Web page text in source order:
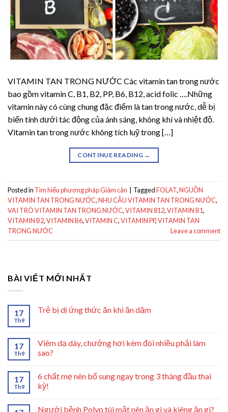
VITAMIN TAN TRONG NƯỚC Các vitamin tan trong nước
bao gồm vitamin C, B1, B2, PP, B6, B12, acid folic ….Những
vitamin này có cùng chung đặc điểm là tan trong nước, dễ bị
biến tính dưới tác động của ánh sáng, không khí và nhiệt độ.
Vitamin tan trong nước không tích luỹ trong […]
CONTINUE READING →
Posted in Tìm hiểu phương pháp Giảm cân TaggedFOLAT,NGUỒN
VITAMIN TAN TRONG NƯỚC,NHU CẦU VITAMIN TAN TRONG NƯỚC,
VAI TRÒ VITAMIN TAN TRONG NƯỚC,VITAMIN 812,VITAMIN B1,
VITAMIN B2,VITAMIN B6,VITAMIN C,VITAMIN PP,VITAMIN TAN
TRONG NƯỚC
Leave a comment
BÀI VIẾT MỚI NHẤT
17
Th9
Trẻ bị dị ứng thức ăn khi ăn dặm
17
Th9
Viêm dạ dày, chướng hơi kèm đói nhiều phải làm
sao?
17
Th9
6 chất mẹ nên bổ sung ngay trong 3 tháng đầu thai
kỳ!
Người bệnh Polyp túi mật nên ăn gì và kiêng ăn gì?